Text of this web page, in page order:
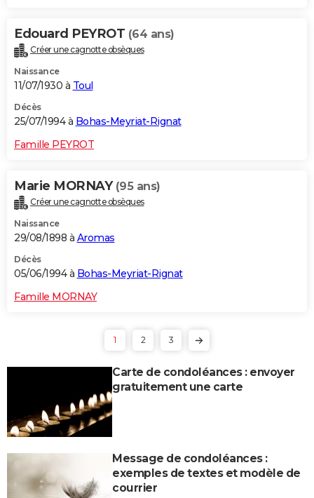
Edouard PEYROT (64 ans)
Créer une cagnotte obsèques
Naissance
11/07/1930 à Toul
Décès
25/07/1994 à Bohas-Meyriat-Rignat
Famille PEYROT
Marie MORNAY (95 ans)
Créer une cagnotte obsèques
Naissance
29/08/1898 à Aromas
Décès
05/06/1994 à Bohas-Meyriat-Rignat
Famille MORNAY
1 2 3
Carte de condoléances : envoyer
gratuitement une carte
Message de condoléances :
exemples de textes et modèle de
courrier